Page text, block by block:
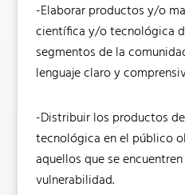
-Elaborar productos y/o
científica y/o tecnológica
segmentos de la
lenguaje claro y
-Distribuir los productos
tecnológica en el público
aquellos que se
vulnerabilidad.